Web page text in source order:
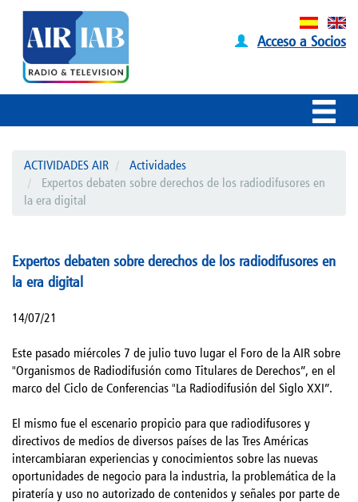
Acceso a Socios
ACTIVIDADES AIR
Actividades
Expertos debaten sobre derechos de los radiodifusores en
la era digital
Expertos debaten sobre derechos de los radiodifusores en
la era digital
14/07/21
Este pasado miércoles 7 de julio tuvo lugar el Foro de la AIR sobre
"Organismos de Radiodifusión como Titulares de Derechos”, en el
marco del Ciclo de Conferencias "La Radiodifusión del Siglo XXI”.
El mismo fue el escenario propicio para que radiodifusores y
directivos de medios de diversos países de las Tres Américas
intercambiaran experiencias y conocimientos sobre las nuevas
oportunidades de negocio para la industria, la problemática de la
piratería y uso no autorizado de contenidos y señales por parte de